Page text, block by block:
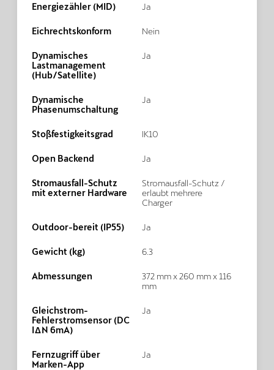
Energiezähler (MID) Ja
Eichrechtskonform Nein
Dynamisches
Lastmanagement
(Hub/Satellite)
Ja
Dynamische
Phasenumschaltung
Ja
Stoßfestigkeitsgrad IK10
Open Backend Ja
Stromausfall-Schutz
mit externer Hardware
Stromausfall-Schutz /
erlaubt mehrere
Charger
Outdoor-bereit (IP55) Ja
Gewicht (kg) 6.3
Abmessungen
372 mm x 260 mm x 116
mm
Gleichstrom-
Fehlerstromsensor (DC
IΔN 6mA)
Ja
Fernzugriff über
Marken-App
Ja